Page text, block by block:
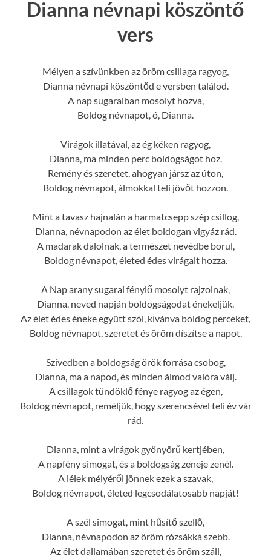
Dianna névnapi köszöntő
vers
Mélyen a szívünkben az öröm csillaga ragyog,
Dianna névnapi köszöntőd e versben találod.
A nap sugaraiban mosolyt hozva,
Boldog névnapot, ó, Dianna.
Virágok illatával, az ég kéken ragyog,
Dianna, ma minden perc boldogságot hoz.
Remény és szeretet, ahogyan jársz az úton,
Boldog névnapot, álmokkal teli jövőt hozzon.
Mint a tavasz hajnalán a harmatcsepp szép csillog,
Dianna, névnapodon az élet boldogan vigyáz rád.
A madarak dalolnak, a természet nevédbe borul,
Boldog névnapot, életed édes virágait hozza.
A Nap arany sugarai fénylő mosolyt rajzolnak,
Dianna, neved napján boldogságodat énekeljük.
Az élet édes éneke együtt szól, kívánva boldog perceket,
Boldog névnapot, szeretet és öröm díszítse a napot.
Szívedben a boldogság örök forrása csobog,
Dianna, ma a napod, és minden álmod valóra válj.
A csillagok tündöklő fénye ragyog az égen,
Boldog névnapot, reméljük, hogy szerencsével teli év vár
rád.
Dianna, mint a virágok gyönyörű kertjében,
A napfény simogat, és a boldogság zeneje zenél.
A lélek mélyéről jönnek ezek a szavak,
Boldog névnapot, életed legcsodálatosabb napját!
A szél simogat, mint hűsítő szellő,
Dianna, névnapodon az öröm rózsákká szebb.
Az élet dallamában szeretet és öröm száll,